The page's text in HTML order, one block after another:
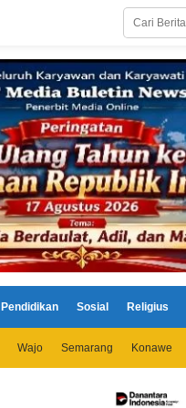
Pendidikan Sosial Religius
Wajo Semarang Konawe